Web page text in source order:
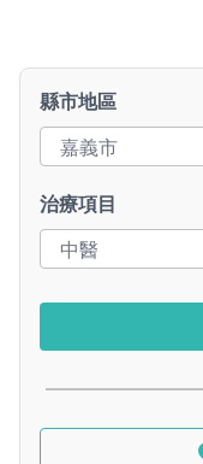
縣市地區
治療項目